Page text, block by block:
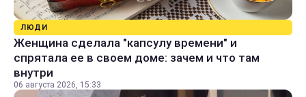
ЛЮДИ
Женщина сделала "капсулу времени" и
спрятала ее в своем доме: зачем и что там
внутри
06 августа 2026, 15:33